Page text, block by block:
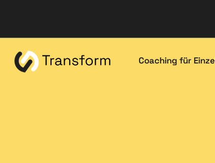
Coaching für